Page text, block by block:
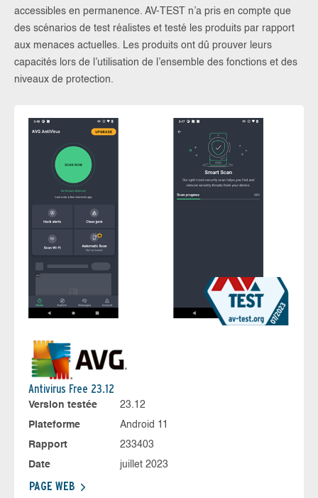
accessibles en permanence. AV-TEST n’a pris en compte que
des scénarios de test réalistes et testé les produits par rapport
aux menaces actuelles. Les produits ont dû prouver leurs
capacités lors de l’utilisation de l’ensemble des fonctions et des
niveaux de protection.
Antivirus Free 23.12
Version testée
23.12
Plateforme
Android 11
Rapport
233403
Date
juillet 2023
PAGE WEB